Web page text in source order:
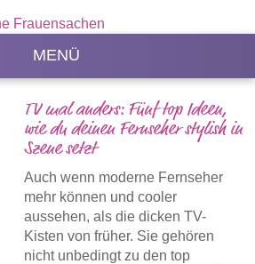
MENÜ
TV mal anders: Fünf top Ideen,
wie du deinen Fernseher stylish in
Szene setzt
Auch wenn moderne Fernseher
mehr können und cooler
aussehen, als die dicken TV-
Kisten von früher. Sie gehören
nicht unbedingt zu den top